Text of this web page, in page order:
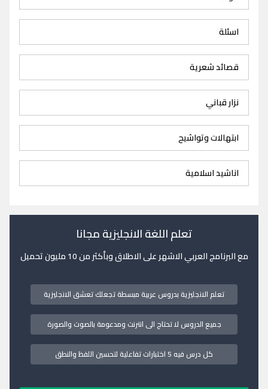
اسئلة
قصائد شعرية
نزار قباني
ابتهالات وتواشيح
اناشيد اسلامية
تعلم اللغة الانجليزية مجانا
مع البرنامج العربي الاشهر على الاطلاق وبأكثر من 10 مليون تحميل
تعلم الانجليزية بدروس عربية مبسطة تجعلك تعشق الانجليزية
جميع الدروس لا تحتاج الى انترنت ومدعومة بالصوت والصورة
كل درس فيه 5 اختبارات تفاعلية لتحسين اللفظ والنطق